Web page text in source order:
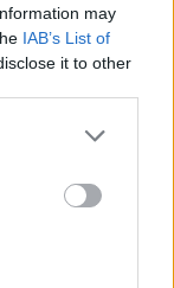
may
IAB’s List of
it to other
more Google
may click to
party tags to
below Google